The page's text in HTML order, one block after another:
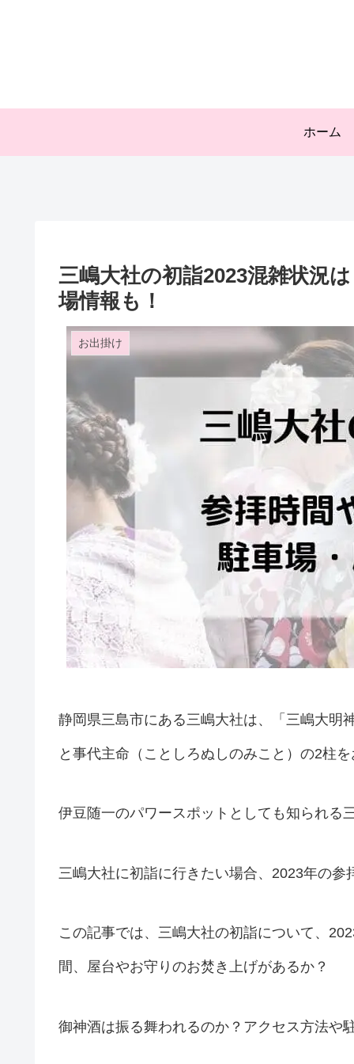
ホーム
三嶋大社の初詣2023混雑状況
場情報も！
お出掛け
静岡県三島市にある三嶋大社は、「三嶋大明
と事代主命（ことしろぬしのみこと）の2柱
伊豆随一のパワースポットとしても知られる
三嶋大社に初詣に行きたい場合、2023年の
この記事では、三嶋大社の初詣について、
間、屋台やお守りのお焚き上げがあるか？
御神酒は振る舞われるのか？アクセス方法や